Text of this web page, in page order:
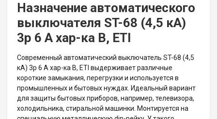
Назначение автоматического
выключателя ST-68 (4,5 кА)
3p 6 А хар-ка B, ETI
Современный автоматический выключатель ST-68 (4,5
кА) 3p 6 А хар-ка B, ETI выдерживает различные
короткие замыкания, перегрузки и используется в
промышленных и бытовых нуждах. Идеальный вариант
для защиты бытовых приборов, например, телевизора,
холодильника, стиральной машинки. Монтируется на